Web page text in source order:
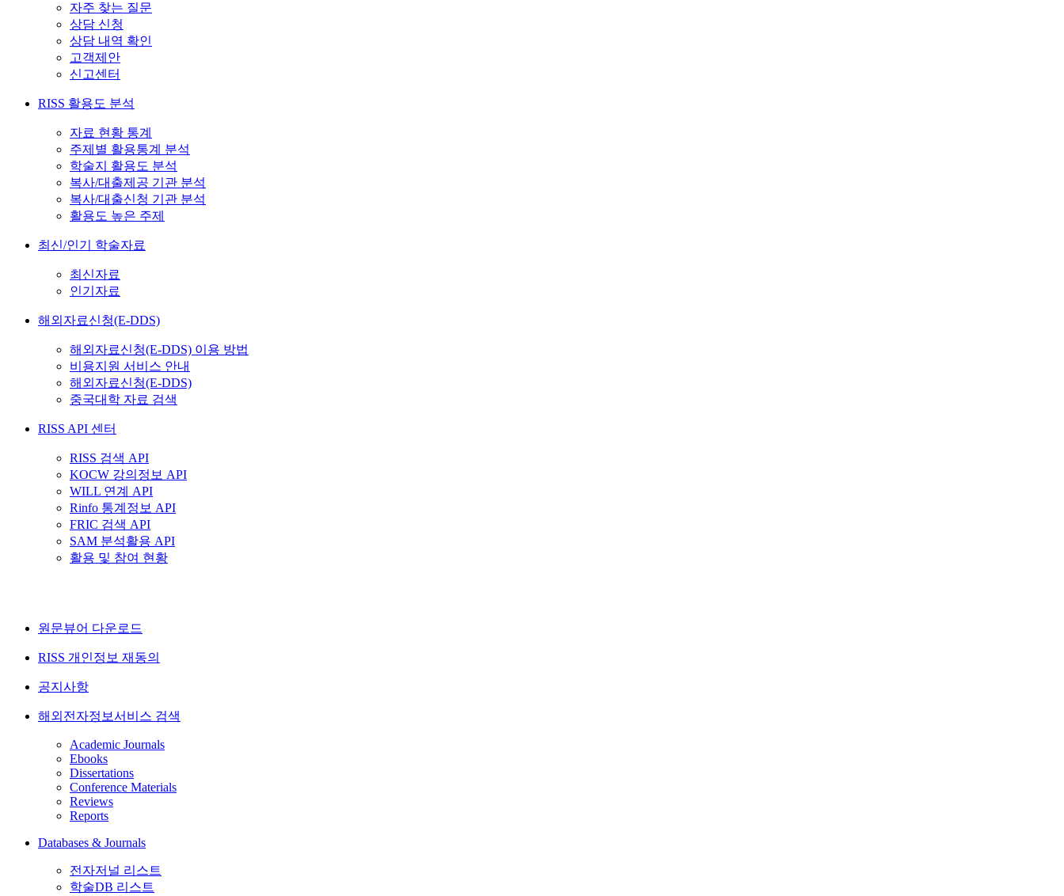
자주 찾는 질문
상담 신청
상담 내역 확인
고객제안
신고센터
RISS 활용도 분석
자료 현황 통계
주제별 활용통계 분석
학술지 활용도 분석
복사/대출제공 기관 분석
복사/대출신청 기관 분석
활용도 높은 주제
최신/인기 학술자료
최신자료
인기자료
해외자료신청(E-DDS)
해외자료신청(E-DDS) 이용 방법
비용지원 서비스 안내
해외자료신청(E-DDS)
중국대학 자료 검색
RISS API 센터
RISS 검색 API
KOCW 강의정보 API
WILL 연계 API
Rinfo 통계정보 API
FRIC 검색 API
SAM 분석활용 API
활용 및 참여 현황
원문뷰어 다운로드
RISS 개인정보 재동의
공지사항
해외전자정보서비스 검색
Academic Journals
Ebooks
Dissertations
Conference Materials
Reviews
Reports
Databases & Journals
전자저널 리스트
학술DB 리스트